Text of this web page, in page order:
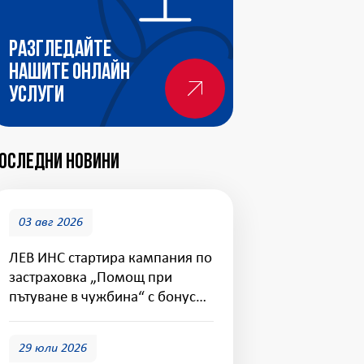
Разгледайте
нашите онлайн
услуги
новини
03 авг 2026
ЛЕВ ИНС стартира кампания по
застраховка „Помощ при
пътуване в чужбина“ с бонус
покритие за дома
29 юли 2026